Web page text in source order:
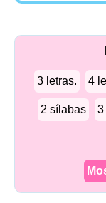
3 letras. 4
2 sílabas 3